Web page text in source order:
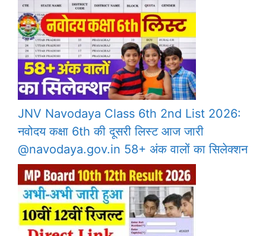
JNV Navodaya Class 6th 2nd List 2026:
नवोदय कक्षा 6th की दूसरी लिस्ट आज जारी
@navodaya.gov.in 58+ अंक वालों का सिलेक्शन